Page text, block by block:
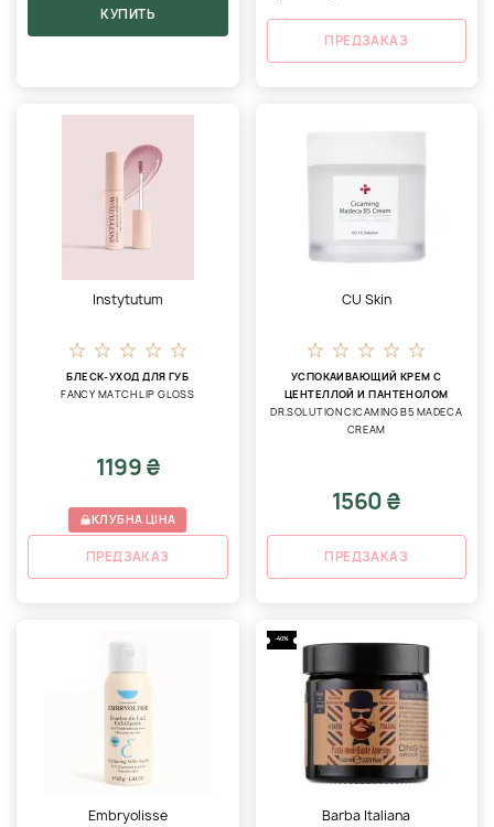
КУПИТЬ
ПРЕДЗАКАЗ
Instytutum
БЛЕСК-УХОД ДЛЯ ГУБ
FANCY MATCH LIP GLOSS
1199 ₴
КЛУБНА ЦІНА
ПРЕДЗАКАЗ
CU Skin
УСПОКАИВАЮЩИЙ КРЕМ С
ЦЕНТЕЛЛОЙ И ПАНТЕНОЛОМ
DR.SOLUTION CICAMING B5 MADECA
CREAM
1560 ₴
ПРЕДЗАКАЗ
Embryolisse
-40%
Barba Italiana